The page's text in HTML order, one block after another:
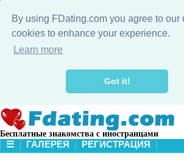
By using FDating.com you agree to our
cookies to enhance your experience.
Learn more
Got it!
Бесплатные знакомства с иностранцами
☰
ГАЛЕРЕЯ РЕГИСТРАЦИЯ